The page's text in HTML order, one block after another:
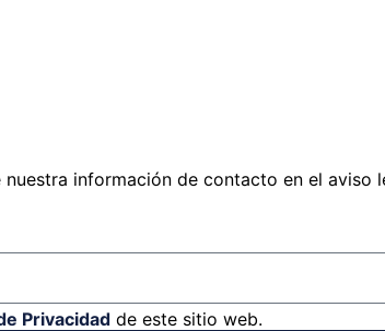
información de contacto en el aviso
Privacidad de este sitio web.